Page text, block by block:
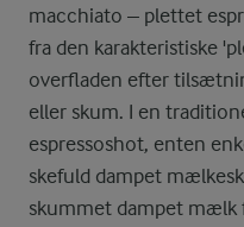
macchiato – plettet
fra den karakteristiske
overfladen efter
eller skum. I en
espressoshot, enten
skefuld dampet
skummet dampet mælk